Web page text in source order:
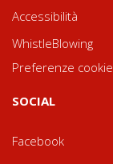
Accessibilità
WhistleBlowing
Preferenze cookie
SOCIAL
Facebook